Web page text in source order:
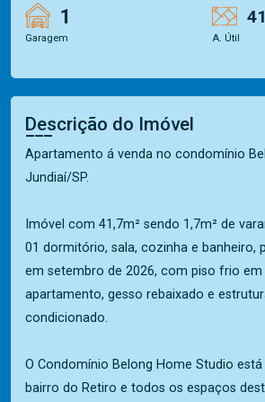
1
Garagem A. Útil
Descrição do Imóvel
Apartamento á venda no condomínio
Jundiaí/SP.
Imóvel com 41,7m² sendo 1,7m² de
01 dormitório, sala, cozinha e banheiro,
em setembro de 2026, com piso frio
apartamento, gesso rebaixado e
condicionado.
O Condomínio Belong Home Studio
bairro do Retiro e todos os espaços